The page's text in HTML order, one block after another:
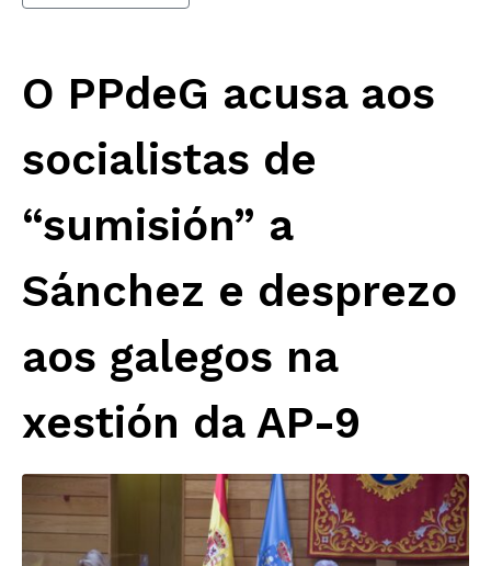
O PPdeG acusa aos
socialistas de
“sumisión” a
Sánchez e desprezo
aos galegos na
xestión da AP-9